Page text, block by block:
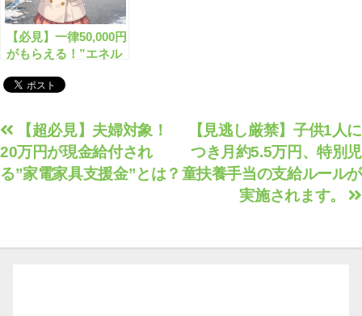
【必見】一律50,000円
がもらえる！”エネル
金”
投
稿
ナ
【見逃し厳禁】子供1人に
つき月約5.5万円、特別児
童扶養手当の支給ルールが
実施されます。
【超必見】夫婦対象！
20万円が現金給付され
る”家電家具支援金”とは？